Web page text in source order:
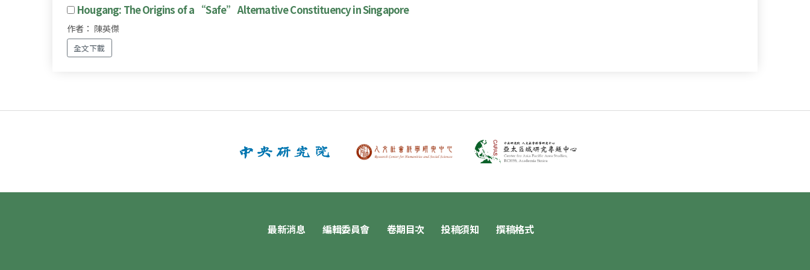
Hougang: The Origins of a “Safe” Alternative Constituency in Singapore
作者： 陳英傑
全文下載
最新消息 編輯委員會 卷期目次 投稿須知 撰稿格式